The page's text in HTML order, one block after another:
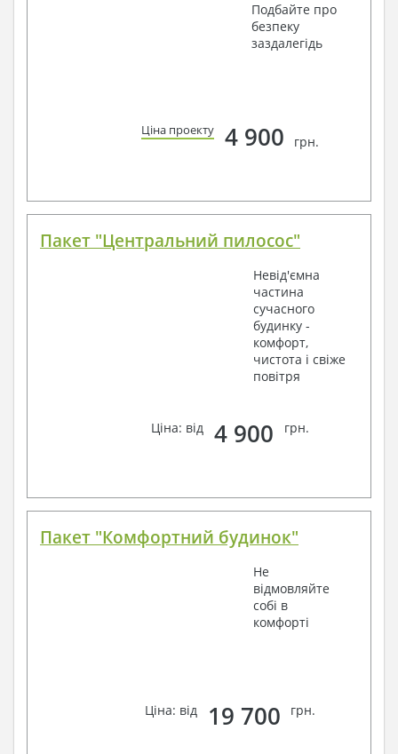
Подбайте про
безпеку
заздалегідь
Ціна проекту 4 900 грн.
Пакет "Центральний пилосос"
Невід'ємна
частина
сучасного
будинку -
комфорт,
чистота і свіже
повітря
Ціна: від 4 900 грн.
Пакет "Комфортний будинок"
Не
відмовляйте
собі в
комфорті
Ціна: від 19 700 грн.